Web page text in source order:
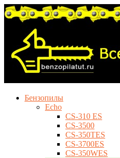
Бензопилы
Echo
CS-310 ES
CS-3500
CS-350TES
CS-3700ES
CS-350WES